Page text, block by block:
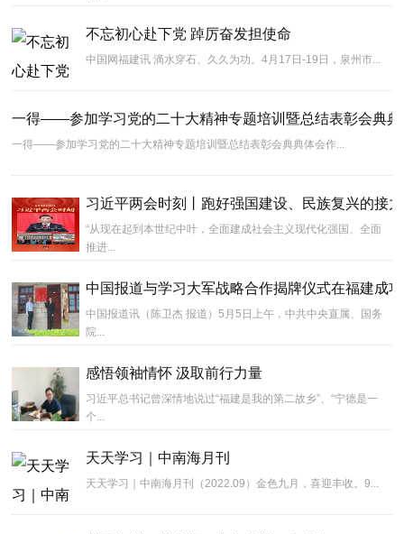
不忘初心赴下党 踔厉奋发担使命
中国网福建讯 滴水穿石、久久为功。4月17日-19日，泉州市...
一得——参加学习党的二十大精神专题培训暨总结表彰会典典
一得——参加学习党的二十大精神专题培训暨总结表彰会典典体会作...
习近平两会时刻丨跑好强国建设、民族复兴的接
“从现在起到本世纪中叶，全面建成社会主义现代化强国、全面
推进...
中国报道与学习大军战略合作揭牌仪式在福建成
中国报道讯（陈卫杰 报道）5月5日上午，中共中央直属、国务
院...
感悟领袖情怀 汲取前行力量
习近平总书记曾深情地说过“福建是我的第二故乡”、“宁德是一
个...
天天学习｜中南海月刊
天天学习｜中南海月刊（2022.09）金色九月，喜迎丰收。9...